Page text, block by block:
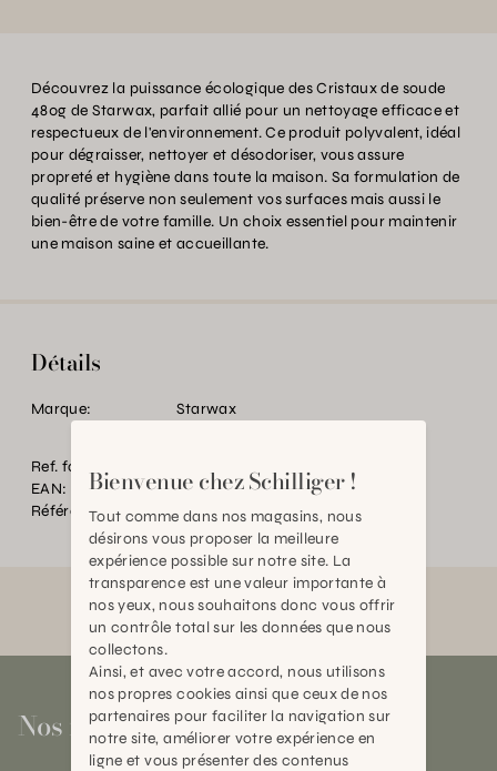
Découvrez la puissance écologique des Cristaux de soude
480g de Starwax, parfait allié pour un nettoyage efficace et
respectueux de l'environnement. Ce produit polyvalent, idéal
pour dégraisser, nettoyer et désodoriser, vous assure
propreté et hygiène dans toute la maison. Sa formulation de
qualité préserve non seulement vos surfaces mais aussi le
bien-être de votre famille. Un choix essentiel pour maintenir
une maison saine et accueillante.
Détails
Marque: Starwax
Ref. fournisseur:
EAN:
2000000382373
Référence:
TC.P14132.0000.0000.0000
Nos magasins
Bienvenue chez Schilliger !
Tout comme dans nos magasins, nous
désirons vous proposer la meilleure
expérience possible sur notre site. La
transparence est une valeur importante à
nos yeux, nous souhaitons donc vous offrir
un contrôle total sur les données que nous
collectons.
Ainsi, et avec votre accord, nous utilisons
nos propres cookies ainsi que ceux de nos
partenaires pour faciliter la navigation sur
notre site, améliorer votre expérience en
ligne et vous présenter des contenus